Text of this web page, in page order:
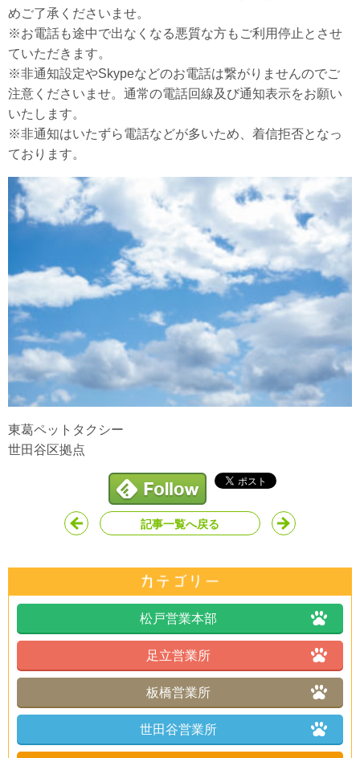
めご了承くださいませ。
※お電話も途中で出なくなる悪質な方もご利用停止とさせ
ていただきます。
※非通知設定やSkypeなどのお電話は繋がりませんのでご
注意くださいませ。通常の電話回線及び通知表示をお願い
いたします。
※非通知はいたずら電話などが多いため、着信拒否となっ
ております。
東葛ペットタクシー
世田谷区拠点
記事一覧へ戻る
松戸営業本部
足立営業所
板橋営業所
世田谷営業所